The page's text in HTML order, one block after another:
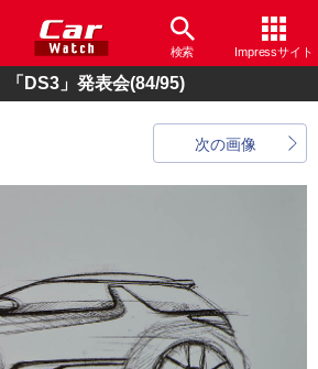
検索 Impressサイト
「DS3」発表会(84/95)
次の画像